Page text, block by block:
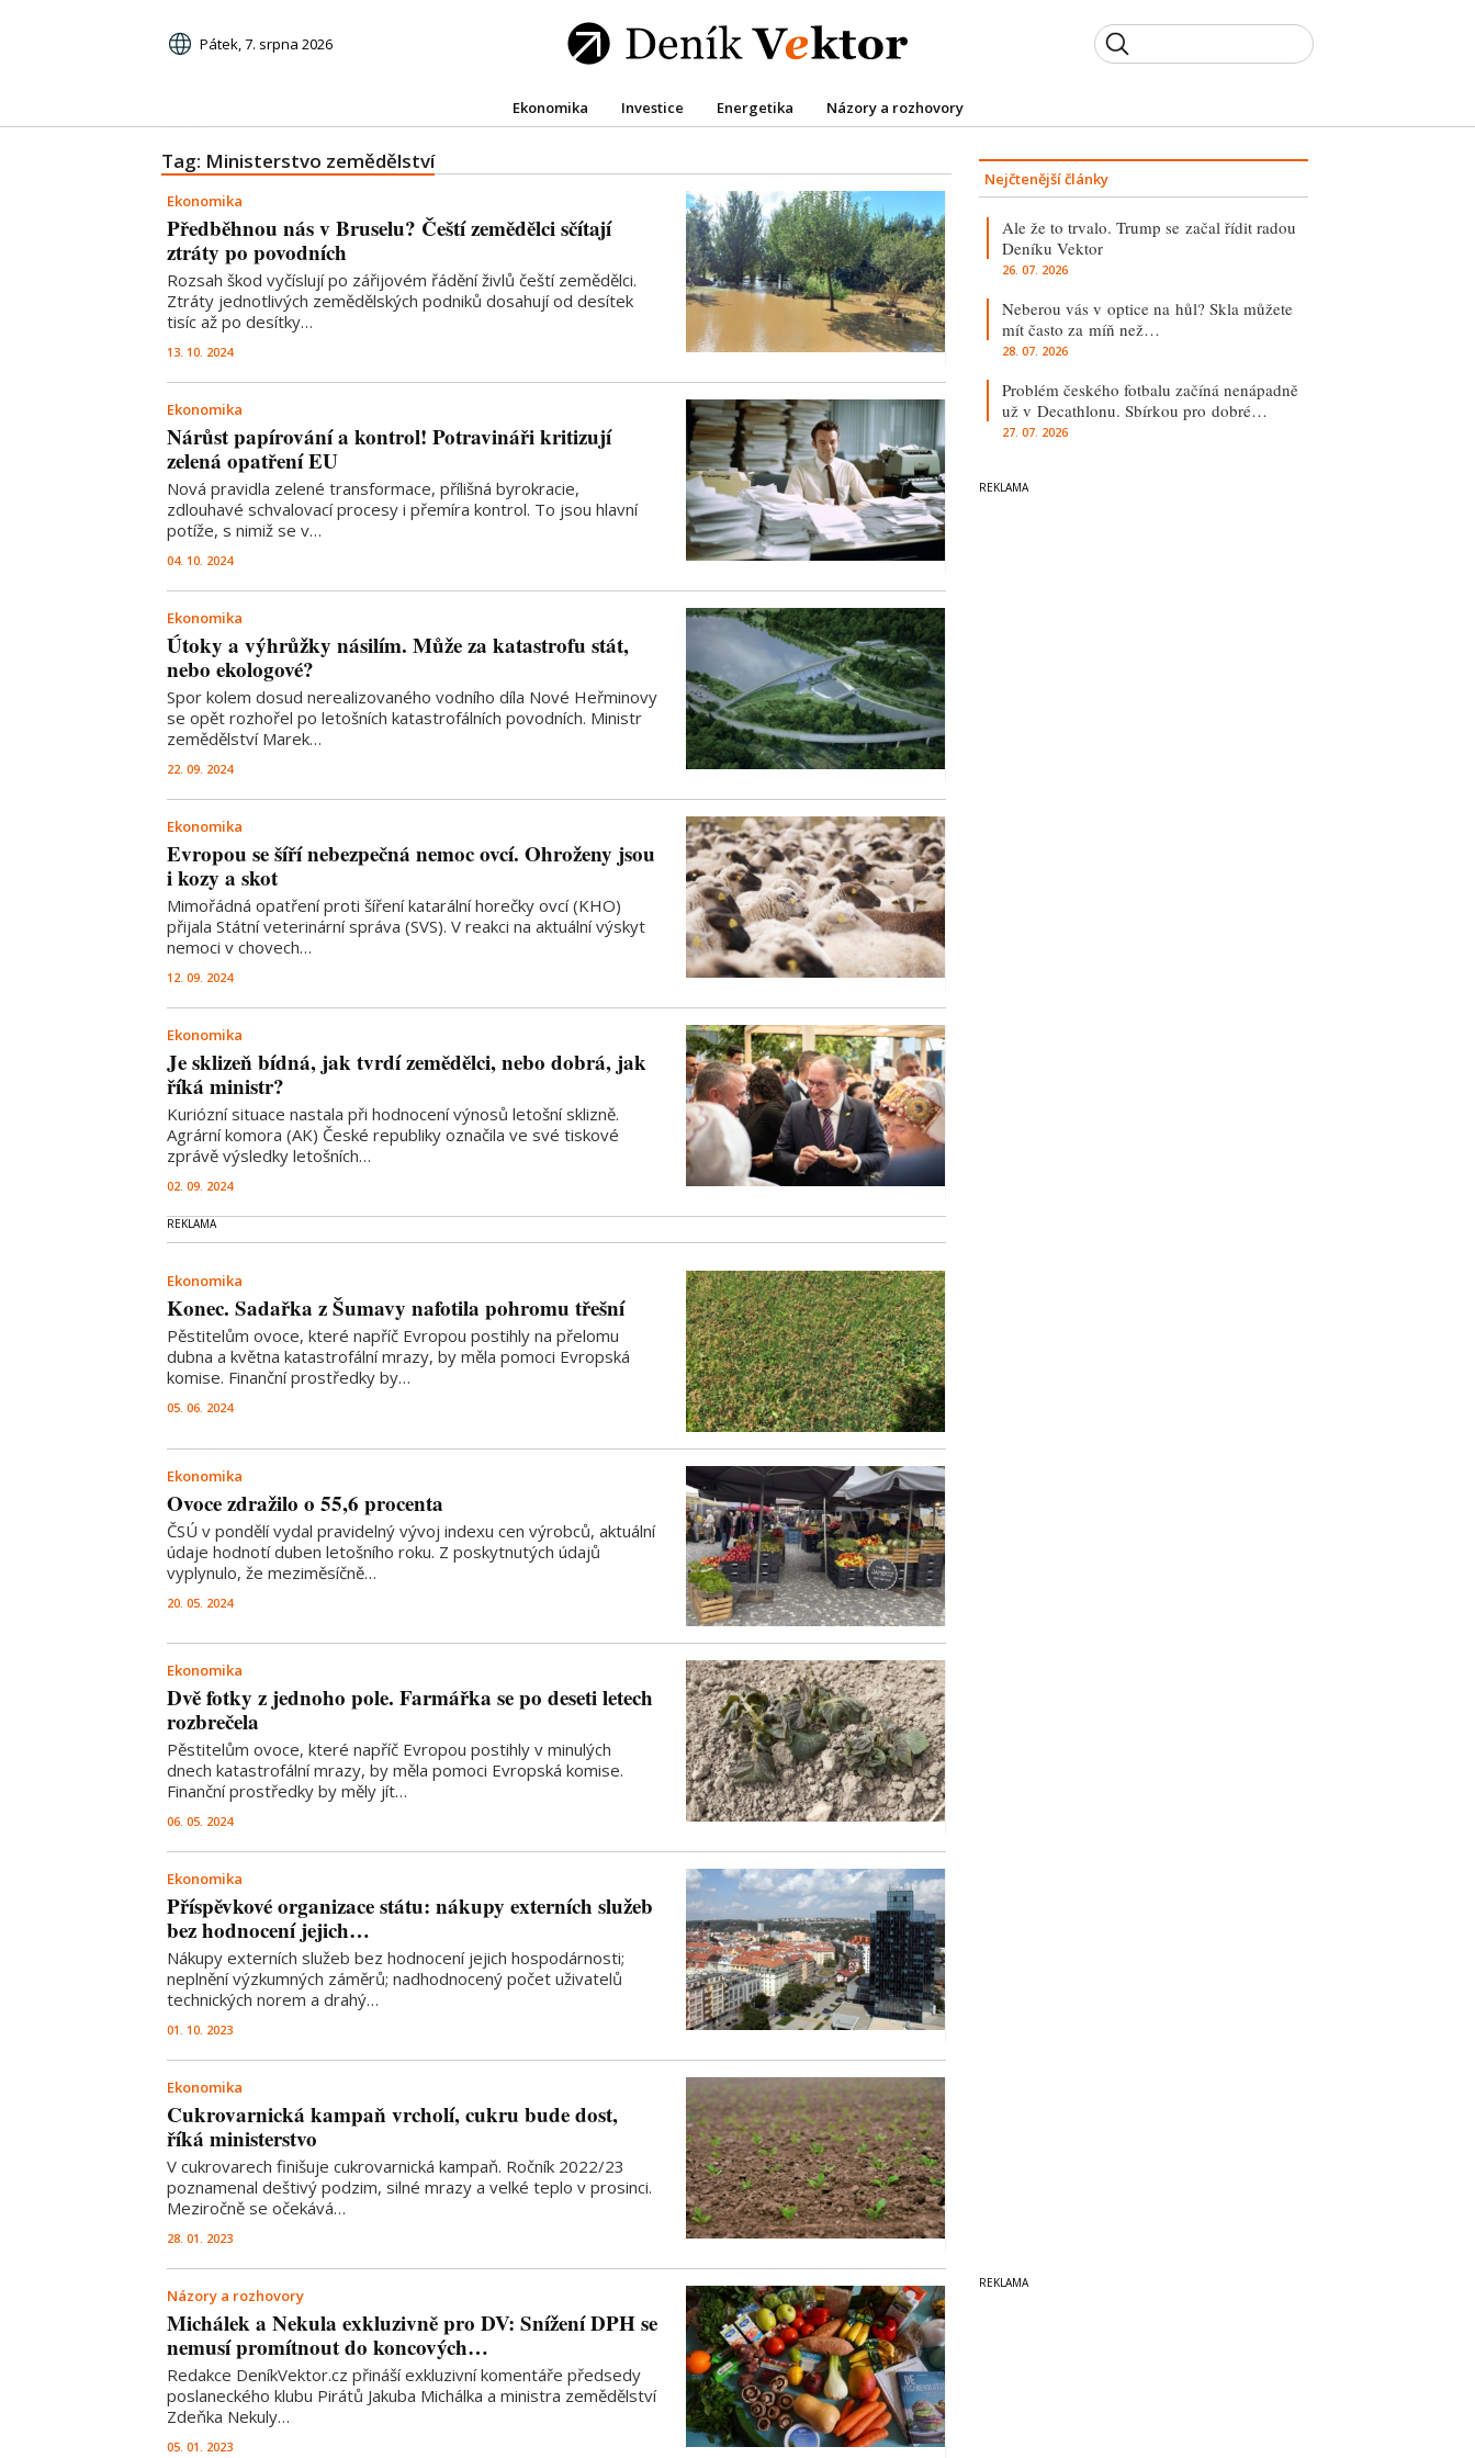
Pátek, 7. srpna 2026
Ekonomika Investice Energetika Názory a rozhovory
Tag: Ministerstvo zemědělství
Ekonomika
Předběhnou nás v Bruselu? Čeští zemědělci sčítají
ztráty po povodních
Rozsah škod vyčíslují po zářijovém řádění živlů čeští zemědělci.
Ztráty jednotlivých zemědělských podniků dosahují od desítek
tisíc až po desítky…
13. 10. 2024
Ekonomika
Nárůst papírování a kontrol! Potravináři kritizují
zelená opatření EU
Nová pravidla zelené transformace, přílišná byrokracie,
zdlouhavé schvalovací procesy i přemíra kontrol. To jsou hlavní
potíže, s nimiž se v…
04. 10. 2024
Ekonomika
Útoky a výhrůžky násilím. Může za katastrofu stát,
nebo ekologové?
Spor kolem dosud nerealizovaného vodního díla Nové Heřminovy
se opět rozhořel po letošních katastrofálních povodních. Ministr
zemědělství Marek…
22. 09. 2024
Ekonomika
Evropou se šíří nebezpečná nemoc ovcí. Ohroženy jsou
i kozy a skot
Mimořádná opatření proti šíření katarální horečky ovcí (KHO)
přijala Státní veterinární správa (SVS). V reakci na aktuální výskyt
nemoci v chovech…
12. 09. 2024
Ekonomika
Je sklizeň bídná, jak tvrdí zemědělci, nebo dobrá, jak
říká ministr?
Kuriózní situace nastala při hodnocení výnosů letošní sklizně.
Agrární komora (AK) České republiky označila ve své tiskové
zprávě výsledky letošních…
02. 09. 2024
Ekonomika
Konec. Sadařka z Šumavy nafotila pohromu třešní
Pěstitelům ovoce, které napříč Evropou postihly na přelomu
dubna a května katastrofální mrazy, by měla pomoci Evropská
komise. Finanční prostředky by…
05. 06. 2024
Ekonomika
Ovoce zdražilo o 55,6 procenta
ČSÚ v pondělí vydal pravidelný vývoj indexu cen výrobců, aktuální
údaje hodnotí duben letošního roku. Z poskytnutých údajů
vyplynulo, že meziměsíčně…
20. 05. 2024
Ekonomika
Dvě fotky z jednoho pole. Farmářka se po deseti letech
rozbrečela
Pěstitelům ovoce, které napříč Evropou postihly v minulých
dnech katastrofální mrazy, by měla pomoci Evropská komise.
Finanční prostředky by měly jít…
06. 05. 2024
Ekonomika
Příspěvkové organizace státu: nákupy externích služeb
bez hodnocení jejich…
Nákupy externích služeb bez hodnocení jejich hospodárnosti;
neplnění výzkumných záměrů; nadhodnocený počet uživatelů
technických norem a drahý…
01. 10. 2023
Ekonomika
Cukrovarnická kampaň vrcholí, cukru bude dost,
říká ministerstvo
V cukrovarech finišuje cukrovarnická kampaň. Ročník 2022/23
poznamenal deštivý podzim, silné mrazy a velké teplo v prosinci.
Meziročně se očekává…
28. 01. 2023
Nejčtenější články
Ale že to trvalo. Trump se začal řídit radou
Deníku Vektor
26. 07. 2026
Neberou vás v optice na hůl? Skla můžete
mít často za míň než…
28. 07. 2026
Problém českého fotbalu začíná nenápadně
už v Decathlonu. Sbírkou pro dobré…
27. 07. 2026
Názory a rozhovory
Michálek a Nekula exkluzivně pro DV: Snížení DPH se
nemusí promítnout do koncových…
Redakce DeníkVektor.cz přináší exkluzivní komentáře předsedy
poslaneckého klubu Pirátů Jakuba Michálka a ministra zemědělství
Zdeňka Nekuly…
05. 01. 2023